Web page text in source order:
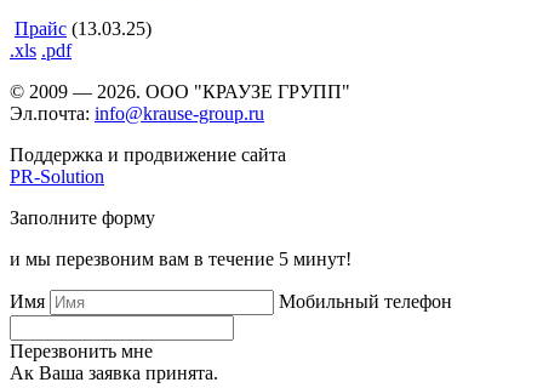
Прайс (13.03.25)
.xls .pdf
© 2009 — 2026. ООО "КРАУЗЕ ГРУПП"
Эл.почта: info@krause-group.ru
Поддержка и продвижение сайта
PR-Solution
Заполните форму
и мы перезвоним вам в течение 5 минут!
Имя Мобильный телефон
Перезвонить мне
Ак Ваша заявка принята.